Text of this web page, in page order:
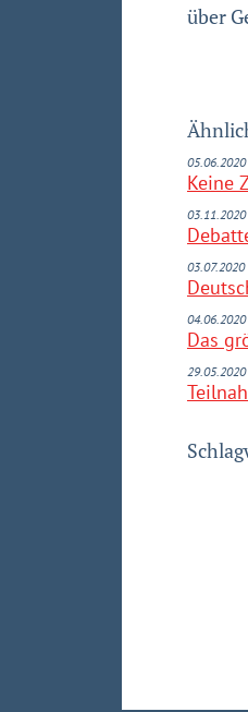
über
05.06.2020
Keine
03.11.2020
03.07.2020
04.06.2020
Das
29.05.2020